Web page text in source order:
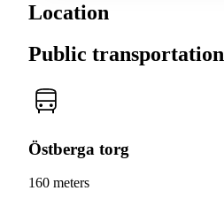
Location
Public transportation
Östberga torg
160 meters